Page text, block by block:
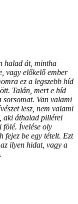
halad át, mintha
vagy előkelő ember
ez a legszebb híd
Talán, mert e híd
sorsomat. Van valami
lesz, nem valami
aki áthalad pillérei
fölé. Ívelése oly
fejez be egy tételt. Ezt
ilyen hidat, vagy a